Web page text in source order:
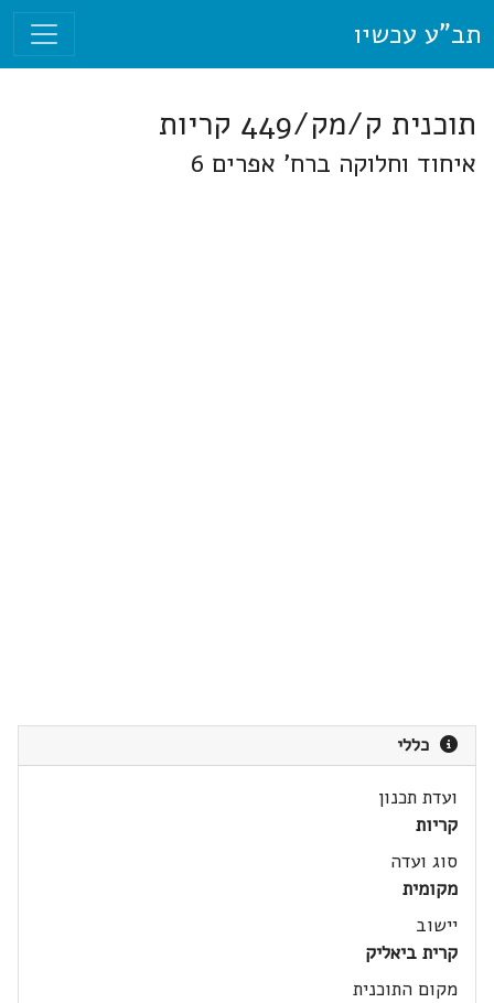
תב"ע עכשיו
תוכנית ק/מק/449 קריות
איחוד וחלוקה ברח' אפרים 6
כללי
ועדת תכנון
קריות
סוג ועדה
מקומית
יישוב
קרית ביאליק
מקום התוכנית